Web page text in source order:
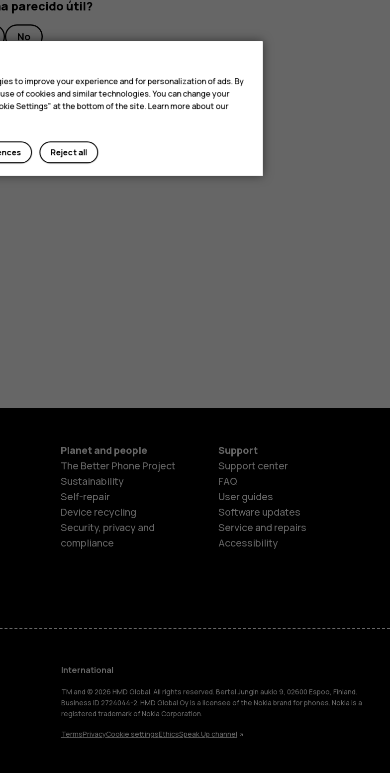
Smartphones
Accessories
HMD Terra M
For business
Tablets
parecido útil?
No
Planet and people
The Better Phone Project
Sustainability
Self-repair
Device recycling
Security, privacy and
compliance
Support
Support center
FAQ
User guides
Software updates
Service and repairs
Accessibility
International
TM and © 2026 HMD Global. All rights reserved. Bertel Jungin aukio 9, 02600 Espoo, Finland.
Business ID 2724044-2. HMD Global Oy is a licensee of the Nokia brand for phones. Nokia is a
registered trademark of Nokia Corporation.
TermsPrivacyCookie settingsEthicsSpeak Up channel
to improve your experience and for personalization of ads. By
of cookies and similar technologies. You can change your
Settings" at the bottom of the site. Learn more about our
Reject all